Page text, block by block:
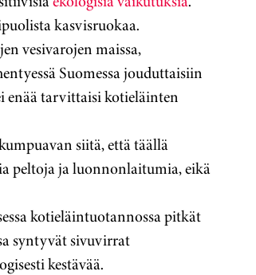
kasvisruokaa.
vesivarojen maissa,
Suomessa jouduttaisiin
enää tarvittaisi kotieläinten
siitä, että täällä
peltoja ja luonnonlaitumia, eikä
kotieläintuotannossa pitkät
syntyvät sivuvirrat
kestävää.